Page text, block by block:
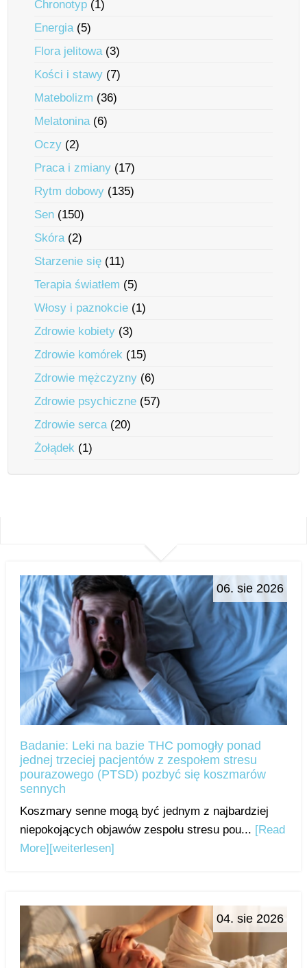
Chronotyp (1)
Energia(5)
Flora jelitowa(3)
Kości i stawy (7)
Matebolizm (36)
Melatonina(6)
Oczy (2)
Praca i zmiany (17)
Rytm dobowy (135)
Sen (150)
Skóra(2)
Starzenie się (11)
Terapia światłem (5)
Włosy i paznokcie (1)
Zdrowie kobiety (3)
Zdrowie komórek (15)
Zdrowie mężczyzny (6)
Zdrowie psychiczne (57)
Zdrowie serca(20)
Żołądek (1)
06. sie 2026
Badanie: Leki na bazie THC pomogły ponad
jednej trzeciej pacjentów z zespołem stresu
pourazowego (PTSD) pozbyć się koszmarów
sennych
Koszmary senne mogą być jednym z najbardziej
niepokojących objawów zespołu stresu pou... [Read
More] [weiterlesen]
04. sie 2026